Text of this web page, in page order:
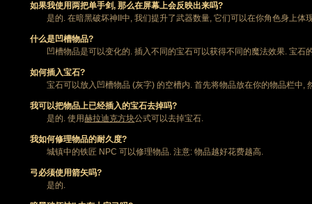
如果我使用两把单手剑, 那么在屏幕上会反映出来吗?
是的. 在暗黑破坏神II中, 我们提升了武器数量, 它们可以在你角色身上体
什么是凹槽物品?
凹槽物品是可以变化的. 插入不同的宝石可以获得不同的魔法效果. 宝石
如何插入宝石?
宝石可以放入凹槽物品 (灰字) 的空槽内. 首先将物品放在你的物品栏中,
我可以把物品上已经插入的宝石去掉吗?
是的. 使用赫拉迪克方块公式可以去掉宝石.
我如何修理物品的耐久度?
城镇中的铁匠 NPC 可以修理物品. 注意: 物品越好花费越高.
弓必须使用箭矢吗?
是的.